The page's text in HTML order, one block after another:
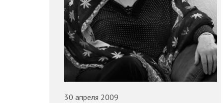
30 апреля 2009